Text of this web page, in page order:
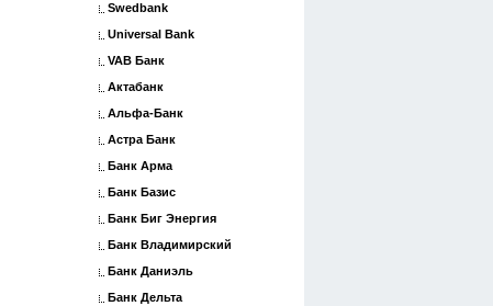
Swedbank
Universal Bank
VAB Банк
Актабанк
Альфа-Банк
Астра Банк
Банк Арма
Банк Базис
Банк Биг Энергия
Банк Владимирский
Банк Даниэль
Банк Дельта